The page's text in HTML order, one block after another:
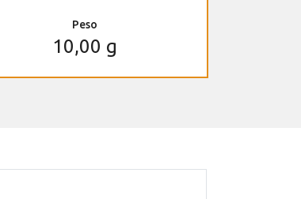
Peso
10,00 g